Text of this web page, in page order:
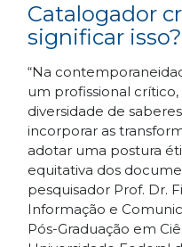
Catalogador
significar
“Na
um profissional
diversidade de
incorporar as
adotar uma postura
equitativa dos
pesquisador Prof. Dr.
Informação e
Pós-Graduação em